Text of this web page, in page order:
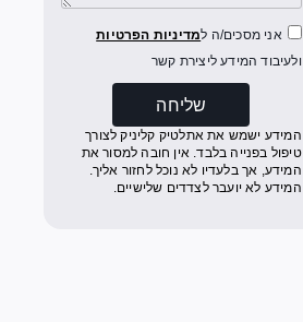
אני מסכים/ה למדיניות הפרטיות
ולעיבוד המידע ליצירת קשר
שליחה
המידע ישמש את אתלטיק קליניק לצורך
טיפול בפנייה בלבד. אין חובה למסור את
המידע, אך בלעדיו לא נוכל לחזור אליך.
המידע לא יועבר לצדדים שלישיים.